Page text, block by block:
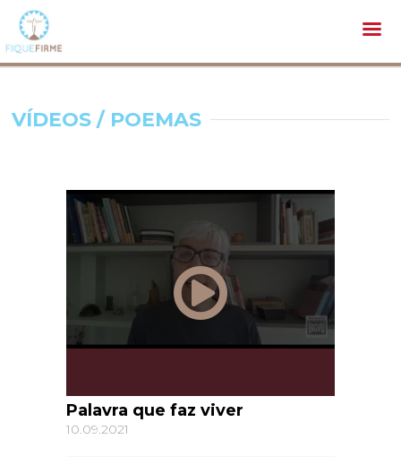
VÍDEOS / POEMAS
Palavra que faz viver
10.09.2021